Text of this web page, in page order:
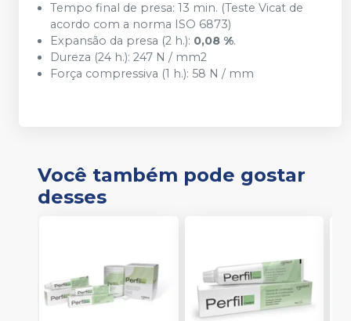
Tempo final de presa: 13 min. (Teste Vicat de
acordo com a norma ISO 6873)
Expansão da presa (2 h.): 0,08 %.
Dureza (24 h.): 247 N / mm2
Força compressiva (1 h.): 58 N / mm
Você também pode gostar
desses